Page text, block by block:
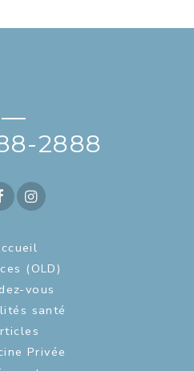
—
2888
(OLD)
vous
santé
Privée